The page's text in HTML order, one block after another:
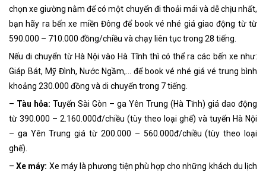
chọn xe giường nằm để có một chuyến đi thoải mái và dễ chịu nhất,
bạn hãy ra bến xe miền Đông để book vé nhé giá giao động từ từ
590.000 – 710.000 đồng/chiều và chạy liên tục trong 28 tiếng.
Nếu di chuyển từ Hà Nội vào Hà Tĩnh thì có thể ra các bến xe như:
Giáp Bát, Mỹ Đình, Nước Ngầm,… để book vé nhé giá vé trung bình
khoảng 230.000 đồng và di chuyển trong 7 tiếng.
– Tàu hỏa: Tuyến Sài Gòn – ga Yên Trung (Hà Tĩnh) giá dao động
từ 390.000 – 2.160.000đ/chiều (tùy theo loại ghế) và tuyến Hà Nội
– ga Yên Trung giá từ 200.000 – 560.000đ/chiều (tùy theo loại
ghế).
–Xe máy: Xe máy là phương tiện phù hợp cho những khách du lịch